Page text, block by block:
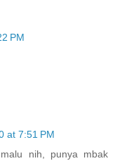
PM
at 7:51 PM
nih, punya mbak